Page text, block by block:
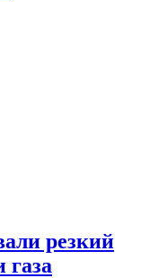
резкий
газа